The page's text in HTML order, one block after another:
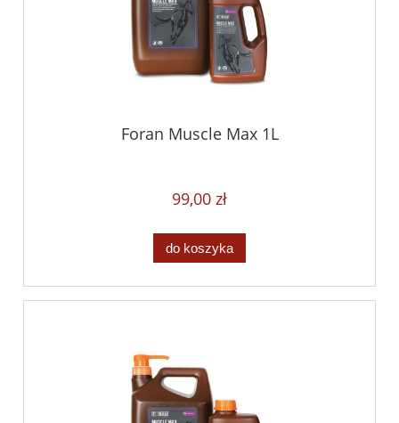
Foran Muscle Max 1L
99,00 zł
do koszyka